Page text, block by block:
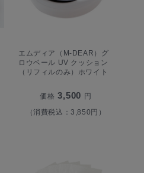
エムディア（M-DEAR）グ
ロウベール UV クッション
（リフィルのみ）ホワイト
価格 3,500 円
（消費税込：3,850円）